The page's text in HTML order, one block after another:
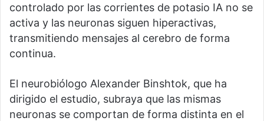
controlado por las corrientes de potasio IA no se
activa y las neuronas siguen hiperactivas,
transmitiendo mensajes al cerebro de forma
continua.
El neurobiólogo Alexander Binshtok, que ha
dirigido el estudio, subraya que las mismas
neuronas se comportan de forma distinta en el